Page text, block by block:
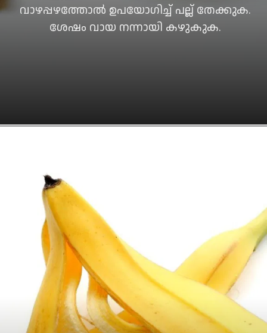
വാഴപ്പഴത്തോൽ ഉപയോഗിച്ച് പല്ല് തേക്കുക.
ശേഷം വായ നന്നായി കഴുകുക.